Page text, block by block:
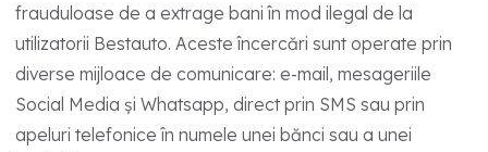
frauduloase de a extrage bani în mod ilegal de la
utilizatorii Bestauto. Aceste încercări sunt operate prin
diverse mijloace de comunicare: e-mail, mesageriile
Social Media și Whatsapp, direct prin SMS sau prin
apeluri telefonice în numele unei bănci sau a unei